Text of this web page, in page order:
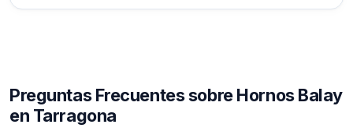
Preguntas Frecuentes sobre Hornos Balay
en Tarragona